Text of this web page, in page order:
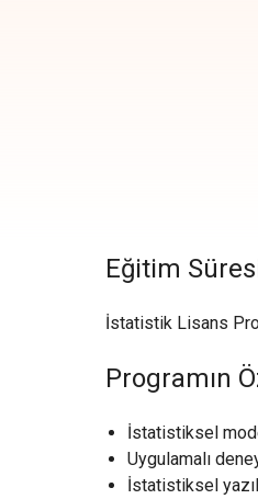
Eğitim
İstatistik Lisans
Programın
İstatistiksel
Uygulamalı
İstatistiksel